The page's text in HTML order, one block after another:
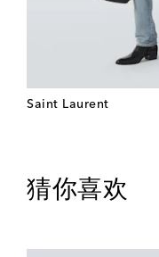
Saint Laurent
猜你喜欢